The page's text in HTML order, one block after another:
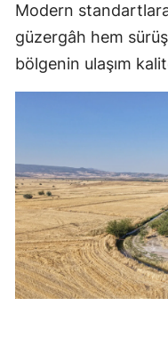
Modern
güzergâh hem
bölgenin ulaşım